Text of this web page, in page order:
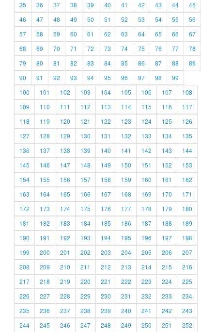
35
36 37 38 39 40 41 42 43 44
45
46
47 48 49 50 51 52 53 54 55
56
57
58 59 60 61 62 63 64 65 66
67
68
69 70 71 72 73 74 75 76 77
78
79
80 81 82 83 84 85 86 87 88
89
90
91 92 93 94 95 96 97 98
99
100
101 102 103 104 105 106 107
108
109
110 111 112 113 114 115 116
117
118
119 120 121 122 123 124 125
126
127
128 129 130 131 132 133 134
135
136
137 138 139 140 141 142 143
144
145
146 147 148 149 150 151 152
153
154
155 156 157 158 159 160 161
162
163
164 165 166 167 168 169 170
171
172
173 174 175 176 177 178 179
180
181
182 183 184 185 186 187 188
189
190
191 192 193 194 195 196 197
198
199
200 201 202 203 204 205 206
207
208
209 210 211 212 213 214 215
216
217
218 219 220 221 222 223 224
225
226
227 228 229 230 231 232 233
234
235
236 237 238 239 240 241 242
243
244
245 246 247 248 249 250 251 252